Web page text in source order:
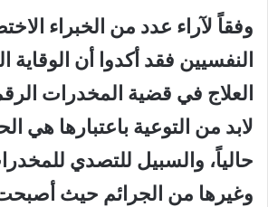
وفقاً لآراء عدد من الخبراء
النفسيين فقد أكدوا أن
العلاج في قضية المخدرات
لابد من التوعية باعتبارها هي
حالياً، والسبيل للتصدي
وغيرها من الجرائم حيث أصبحت